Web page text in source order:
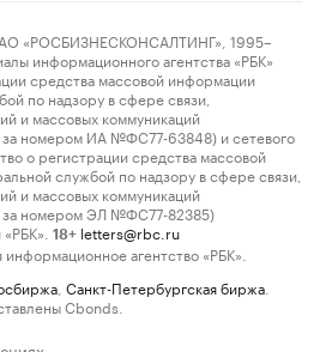
«РОСБИЗНЕСКОНСАЛТИНГ», 1995–
информационного агентства «РБК»
средства массовой информации
по надзору в сфере связи,
и массовых коммуникаций
за номером ИА №ФС77-63848) и сетевого
о регистрации средства массовой
службой по надзору в сфере связи,
и массовых коммуникаций
за номером ЭЛ №ФС77-82385)
18+ letters@rbc.ru
агентство «РБК».
Санкт-Петербургская биржа
Cbonds.